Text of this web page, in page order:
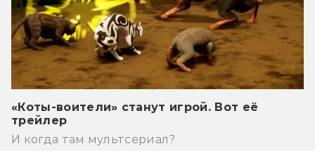
«Коты-воители» станут игрой. Вот её
трейлер
И когда там мультсериал?